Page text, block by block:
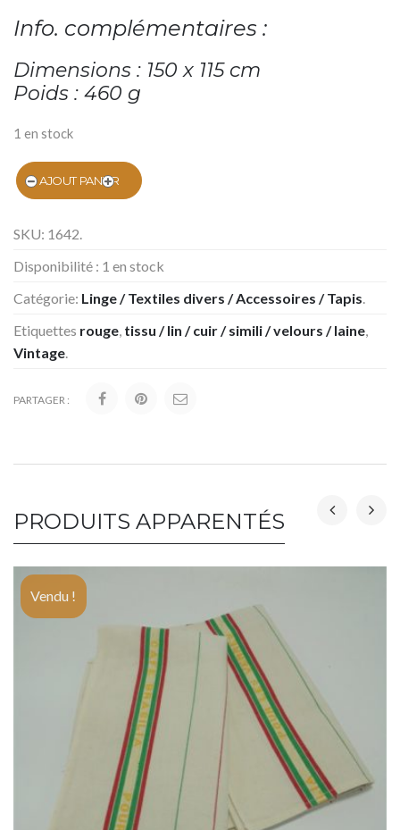
Info. complémentaires :
Dimensions : 150 x 115 cm
Poids : 460 g
1 en stock
AJOUT PANIER
SKU: 1642.
Disponibilité : 1 en stock
Catégorie: Linge / Textiles divers / Accessoires / Tapis.
Etiquettes rouge, tissu / lin / cuir / simili / velours / laine,
Vintage.
PARTAGER :
PRODUITS APPARENTÉS
Vendu !